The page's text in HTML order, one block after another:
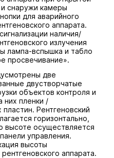
снаружи камеры
для аварийного
аппарата.
наличия/
излучения
лампа-вспышка и табло
просвечивание».
две
двустворчатые
объектов контроля и
них пленки /
Рентгеновский
горизонтально,
высоте осуществляется
управления.
высоты
аппарата.